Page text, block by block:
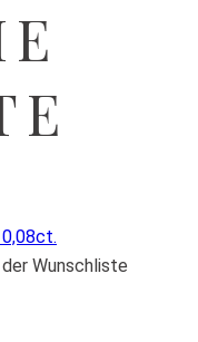
Wunschliste